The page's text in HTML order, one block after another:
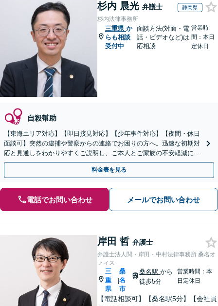
杉内 晨光 弁護士 静岡県
杉内法律事務所
三重県 か
らも相談
受付中
面談方法(対面・電
話・ビデオなど)は
応相談
営業時
間：本日
定休日
自殺幇助
【東海エリア対応】【即日接見対応】【少年事件対応】【夜間・休日
面談可】突然の逮捕や警察からの連絡でお困りの方へ。迅速な初期対
応と見通しをわかりやすくご説明し、ご本人とご家族の不安軽減に努
めます。早めにご相談ください。
料金表を見る
電話でお問い合わせ メールでお問い合わせ
岸田 哲 弁護士
弁護士法人関・岸田・中村法律事務所 桑名オ
フィス
三
重
県
|
桑
名
市
桑名駅から
徒歩5分
営業時間：本
日定休日
【電話相談可】【桑名駅5分】【会社員